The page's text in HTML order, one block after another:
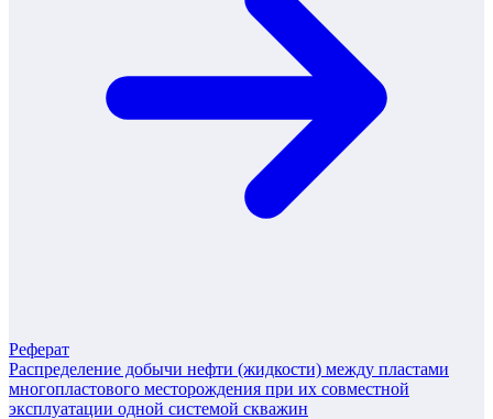
Реферат
Распределение добычи нефти (жидкости) между пластами
многопластового месторождения при их совместной
эксплуатации одной системой скважин